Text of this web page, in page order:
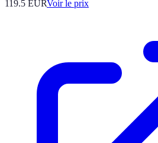
119.5 EURVoir le prix